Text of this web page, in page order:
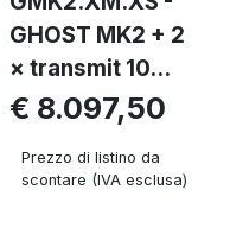
GHOST MK2 + 2
× transmit 10...
€ 8.097,50
Prezzo di listino da
scontare (IVA esclusa)